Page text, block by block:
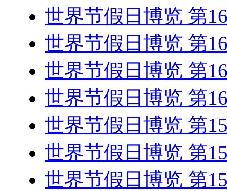
世界节假日博览 第
世界节假日博览 第
世界节假日博览 第
世界节假日博览 第
世界节假日博览 第
世界节假日博览 第
世界节假日博览 第